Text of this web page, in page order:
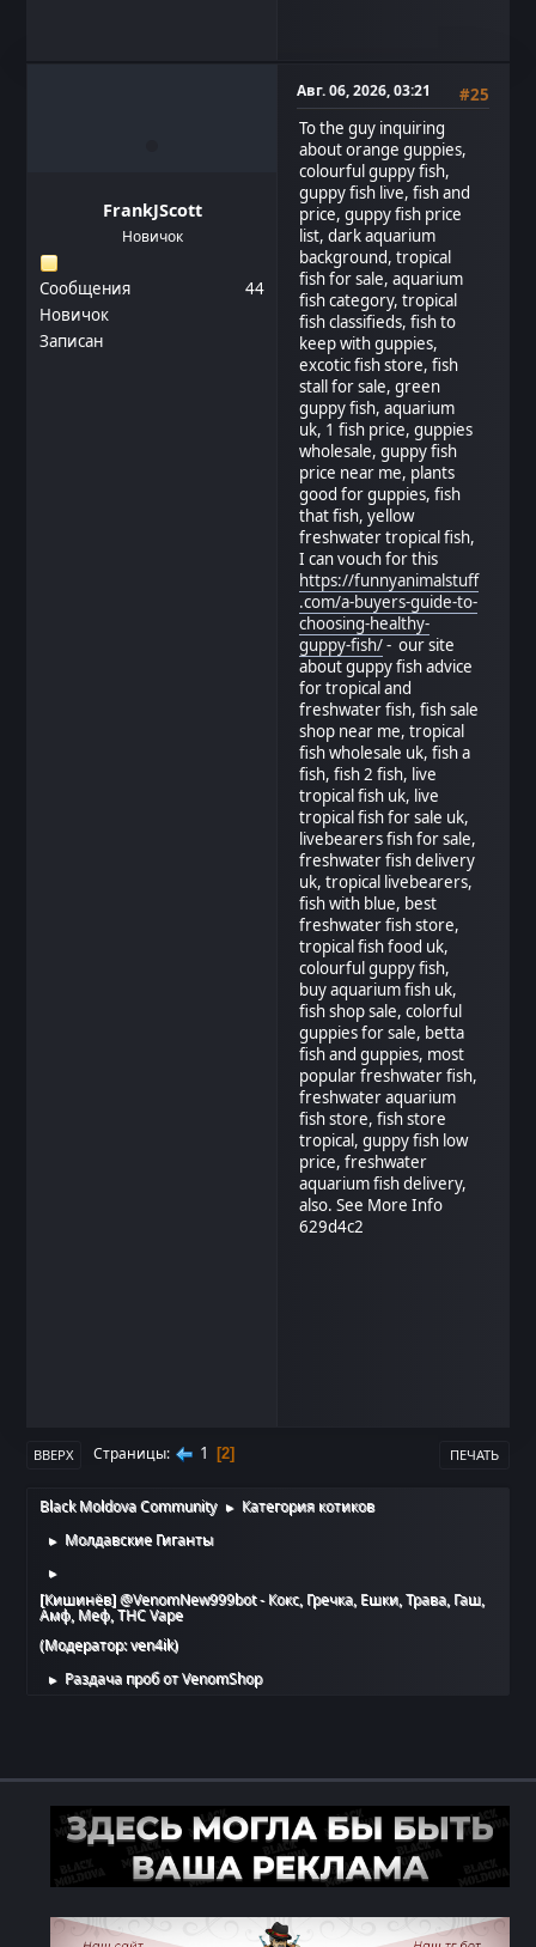
FrankJScott
Новичок
Сообщения
44
Новичок
Записан
Авг. 06, 2026, 03:21
#25
To the guy inquiring
about orange guppies,
colourful guppy fish,
guppy fish live, fish and
price, guppy fish price
list, dark aquarium
background, tropical
fish for sale, aquarium
fish category, tropical
fish classifieds, fish to
keep with guppies,
excotic fish store, fish
stall for sale, green
guppy fish, aquarium
uk, 1 fish price, guppies
wholesale, guppy fish
price near me, plants
good for guppies, fish
that fish, yellow
freshwater tropical fish,
I can vouch for this
https://funnyanimalstuff
.com/a-buyers-guide-to-
choosing-healthy-
guppy-fish/- our site
about guppy fish advice
for tropical and
freshwater fish, fish sale
shop near me, tropical
fish wholesale uk, fish a
fish, fish 2 fish, live
tropical fish uk, live
tropical fish for sale uk,
livebearers fish for sale,
freshwater fish delivery
uk, tropical livebearers,
fish with blue, best
freshwater fish store,
tropical fish food uk,
colourful guppy fish,
buy aquarium fish uk,
fish shop sale, colorful
guppies for sale, betta
fish and guppies, most
popular freshwater fish,
freshwater aquarium
fish store, fish store
tropical, guppy fish low
price, freshwater
aquarium fish delivery,
also. See More Info
629d4c2
ПЕЧАТЬ
ВВЕРХ Страницы 1 2
Black Moldova Community ► Категория котиков
► Молдавские Гиганты
►
[Кишинёв] @VenomNew999bot - Кокс, Гречка, Ешки, Трава, Гаш,
Амф, Меф, THC Vape
(Модератор:ven4ik)
► Раздача проб от VenomShop